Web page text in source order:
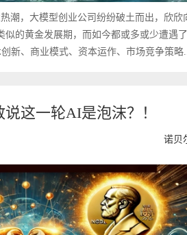
潮，大模型创业公司纷纷破土而出，欣欣
似的黄金发展期，而如今都或多或少遭遇了
新、商业模式、资本运作、市场竞争策略
这一轮AI是泡沫？！
诺贝